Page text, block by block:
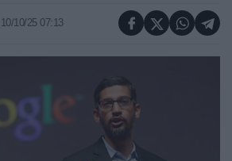
10/10/25 07:13